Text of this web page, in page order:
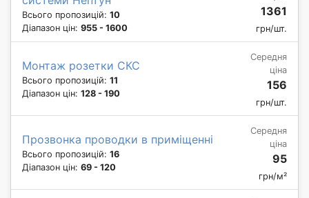
Всього пропозицій: 10
Діапазон цін: 955 - 1600
1361
грн/шт.
Монтаж розетки СКС
Всього пропозицій: 11
Діапазон цін: 128 - 190
Середня
ціна
156
грн/шт.
Прозвонка проводки в приміщенні
Всього пропозицій: 16
Діапазон цін: 69 - 120
Середня
ціна
95
грн/м²